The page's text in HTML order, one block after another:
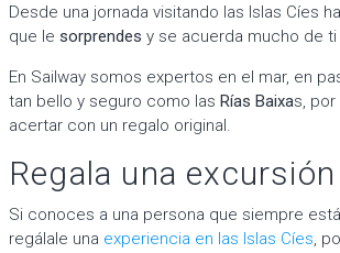
Desde una jornada visitando las Islas Cíes
que le sorprendes y se acuerda mucho de
En Sailway somos expertos en el mar, en
tan bello y seguro como las Rías Baixas,
acertar con un regalo original.
Regala una
Si conoces a una persona que siempre
regálale una experiencia en las Islas Cíes,